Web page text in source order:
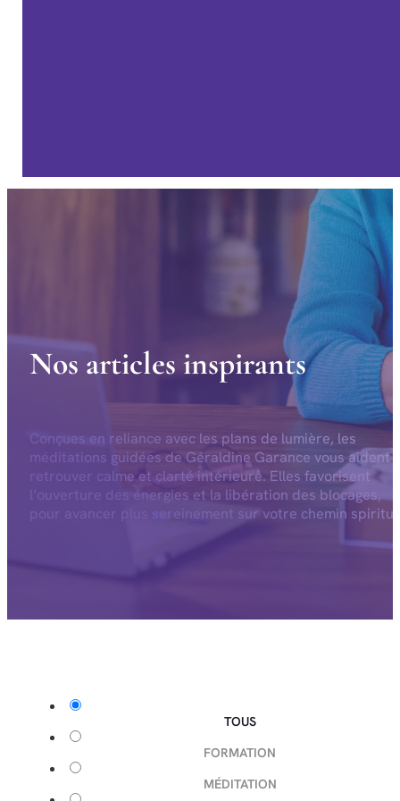
Nos articles inspirants
Conçues en reliance avec les plans de lumière, les
méditations guidées de Géraldine Garance vous aident
retrouver calme et clarté intérieure. Elles favorisent
l’ouverture des énergies et la libération des blocages,
pour avancer plus sereinement sur votre chemin
TOUS
FORMATION
MÉDITATION